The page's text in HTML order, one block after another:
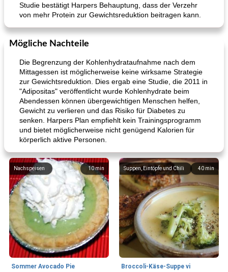
Studie bestätigt Harpers Behauptung, dass der Verzehr
von mehr Protein zur Gewichtsreduktion beitragen kann.
Mögliche Nachteile
Die Begrenzung der Kohlenhydrataufnahme nach dem
Mittagessen ist möglicherweise keine wirksame Strategie
zur Gewichtsreduktion. Dies ergab eine Studie, die 2011 in
"Adipositas" veröffentlicht wurde Kohlenhydrate beim
Abendessen können übergewichtigen Menschen helfen,
Gewicht zu verlieren und das Risiko für Diabetes zu
senken. Harpers Plan empfiehlt kein Trainingsprogramm
und bietet möglicherweise nicht genügend Kalorien für
körperlich aktive Personen.
10min
Nachspeisen
Sommer Avocado Pie
40 min
Suppen, Eintöpfe und Chili
Broccoli-Käse-Suppe vi